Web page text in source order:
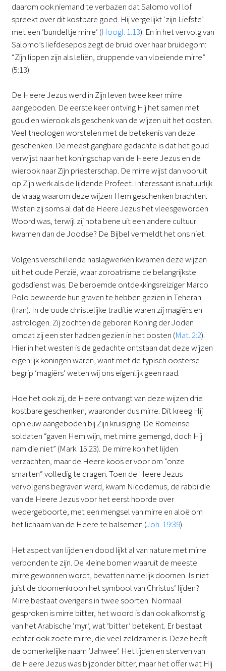
daarom ook niemand te verbazen dat Salomo vol lof
spreekt over dit kostbare goed. Hij vergelijkt ‘zijn Liefste’
met een ‘bundeltje mirre’ (Hoogl. 1:13). En in het vervolg van
Salomo’s liefdesepos zegt de bruid over haar bruidegom:
“Zijn lippen zijn als leliën, druppende van vloeiende mirre”
(5:13).
De Heere Jezus werd in Zijn leven twee keer mirre
aangeboden. De eerste keer ontving Hij het samen met
goud en wierook als geschenk van de wijzen uit het oosten.
Veel theologen worstelen met de betekenis van deze
geschenken. De meest gangbare gedachte is dat het goud
verwijst naar het koningschap van de Heere Jezus en de
wierook naar Zijn priesterschap. De mirre wijst dan vooruit
op Zijn werk als de lijdende Profeet. Interessant is natuurlijk
de vraag waarom deze wijzen Hem geschenken brachten.
Wisten zij soms al dat de Heere Jezus het vleesgeworden
Woord was, terwijl zij nota bene uit een andere cultuur
kwamen dan de Joodse? De Bijbel vermeldt het ons niet.
Volgens verschillende naslagwerken kwamen deze wijzen
uit het oude Perzië, waar zoroatrisme de belangrijkste
godsdienst was. De beroemde ontdekkingsreiziger Marco
Polo beweerde hun graven te hebben gezien in Teheran
(Iran). In de oude christelijke traditie waren zij magiërs en
astrologen. Zij zochten de geboren Koning der Joden
omdat zij een ster hadden gezien in het oosten (Mat. 2:2).
Hier in het westen is de gedachte ontstaan dat deze wijzen
eigenlijk koningen waren, want met de typisch oosterse
begrip ‘magiërs’ weten wij ons eigenlijk geen raad.
Hoe het ook zij, de Heere ontvangt van deze wijzen drie
kostbare geschenken, waaronder dus mirre. Dit kreeg Hij
opnieuw aangeboden bij Zijn kruisiging. De Romeinse
soldaten “gaven Hem wijn, met mirre gemengd, doch Hij
nam die niet” (Mark. 15:23). De mirre kon het lijden
verzachten, maar de Heere koos er voor om “onze
smarten” volledig te dragen. Toen de Heere Jezus
vervolgens begraven werd, kwam Nicodemus, de rabbi die
van de Heere Jezus voor het eerst hoorde over
wedergeboorte, met een mengsel van mirre en aloë om
het lichaam van de Heere te balsemen (Joh. 19:39).
Het aspect van lijden en dood lijkt al van nature met mirre
verbonden te zijn. De kleine bomen waaruit de meeste
mirre gewonnen wordt, bevatten namelijk doornen. Is niet
juist de doornenkroon het symbool van Christus’ lijden?
Mirre bestaat overigens in twee soorten. Normaal
gesproken is mirre bitter, het woord is dan ook afkomstig
van het Arabische ‘myr’, wat ‘bitter’ betekent. Er bestaat
echter ook zoete mirre, die veel zeldzamer is. Deze heeft
de opmerkelijke naam ‘Jahwee’. Het lijden en sterven van
de Heere Jezus was bijzonder bitter, maar het offer wat Hij